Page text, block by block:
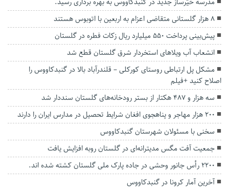
۸ هزار گلستانی متقاضی اعزام به اربعین با اتوبوس هستند
پیش‌بینی پرداخت ۵۵۰ میلیارد ریال زکات فطره در گلستان
انشعاب آب ویلاهای استخردار شرق گلستان قطع شد
مشکل پل ارتباطی روستای کورکلی – قلندرآباد بالا در گنبدکاووس را
اصلاح کنید +فیلم
سه هزار و ۴۸۷ هکتار از بستر رودخانه‌های گلستان سنددار شد
۲۰۰ هزار مهاجر و پناهجوی افغان شرایط تحصیل در مدارس ایران را دارند
سخنی با مسئولان شهرستان گنبدکاووس
جمعیت آفت مگس مدیترانه‌ای در گلستان روبه افزایش یافت
۲۲۰۰ رأس جانور وحشی در جاده پارک ملی گلستان کشته شده اند.
آخرین آمار کرونا در گنبدکاووس